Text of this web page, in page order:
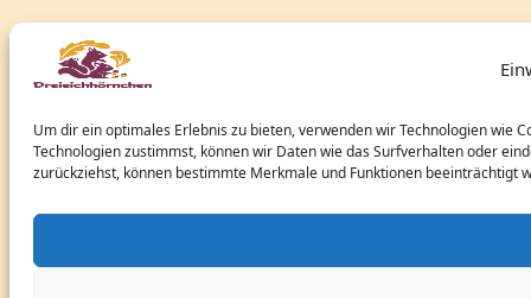
Um dir ein optimales Erlebnis zu bieten, verwenden wir Technologien wie
Technologien zustimmst, können wir Daten wie das Surfverhalten oder
zurückziehst, können bestimmte Merkmale und Funktionen beeinträchtigt